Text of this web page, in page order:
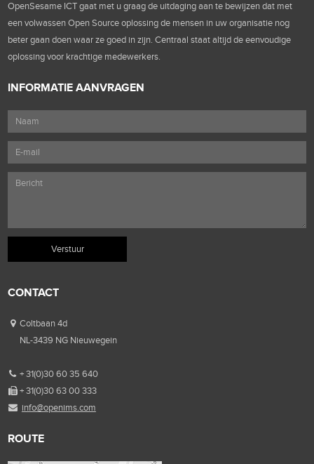
OpenSesame ICT gaat met u graag de uitdaging aan te bewijzen dat met
een volwassen Open Source oplossing de mensen in uw organisatie nog
beter gaan doen waar ze goed in zijn. Centraal staat altijd de eenvoudige
oplossing voor krachtige medewerkers.
INFORMATIE AANVRAGEN
CONTACT
Coltbaan 4d
NL-3439 NG Nieuwegein
+ 31(0)30 60 35 640
+ 31(0)30 63 00 333
info@openims.com
ROUTE